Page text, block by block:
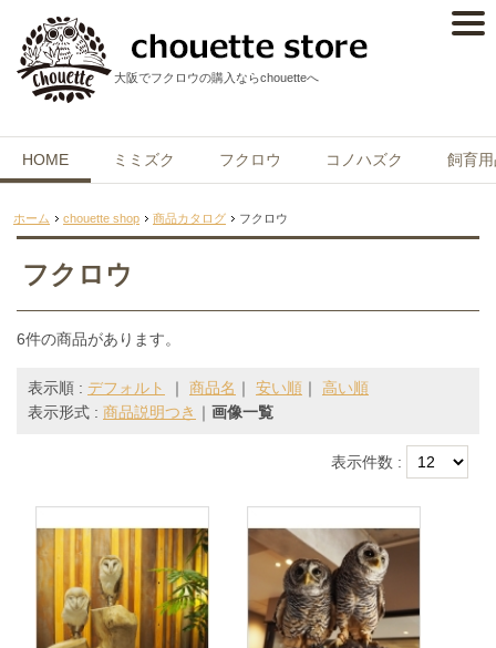
大阪でフクロウの購入ならchouetteへ
HOME ミミズク フクロウ コノハズク 飼育
ホーム chouette shop 商品カタログ フクロウ
フクロウ
6件の商品があります。
表示順 : デフォルト ｜ 商品名 ｜ 安い順 ｜ 高い順
表示形式 : 商品説明つき ｜ 画像一覧
表示件数 :